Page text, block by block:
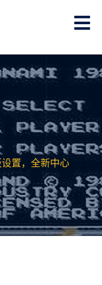
置，全新中心